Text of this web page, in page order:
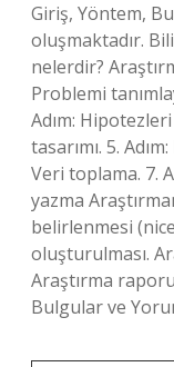
Giriş, Yöntem,
oluşmaktadır.
nelerdir?
Problemi
Adım:
tasarımı. 5.
Veri toplama. 7.
yazma
belirlenmesi
oluşturulması.
Araştırma
Bulgular ve